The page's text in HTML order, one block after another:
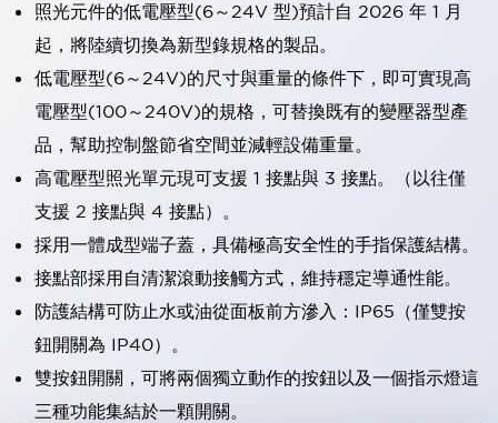
照光元件的低電壓型(6～24V 型)預計自 2026 年 1 月
起，將陸續切換為新型錄規格的製品。
低電壓型(6～24V)的尺寸與重量的條件下，即可實現高
電壓型(100～240V)的規格，可替換既有的變壓器型產
品，幫助控制盤節省空間並減輕設備重量。
高電壓型照光單元現可支援 1 接點與 3 接點。（以往僅
支援 2 接點與 4 接點）。
採用一體成型端子蓋，具備極高安全性的手指保護結構。
接點部採用自清潔滾動接觸方式，維持穩定導通性能。
防護結構可防止水或油從面板前方滲入：IP65（僅雙按
鈕開關為 IP40）。
雙按鈕開關，可將兩個獨立動作的按鈕以及一個指示燈這
三種功能集結於一顆開關。